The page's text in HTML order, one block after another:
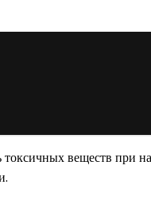
веществ при